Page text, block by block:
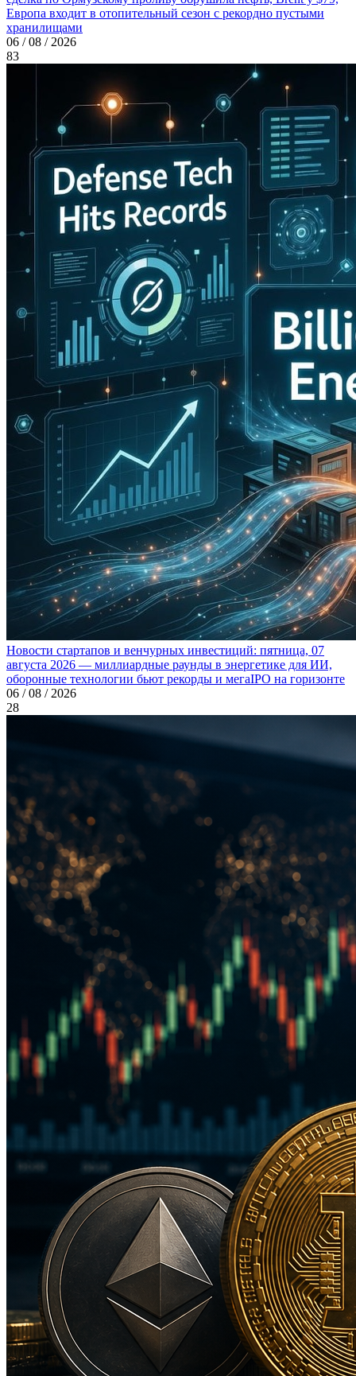
Европа входит в отопительный сезон с рекордно пустыми
хранилищами
06 / 08 / 2026
83
Новости стартапов и венчурных инвестиций: пятница, 07
августа 2026 — миллиардные раунды в энергетике для ИИ,
оборонные технологии бьют рекорды и мегаIPO на горизонте
06 / 08 / 2026
28